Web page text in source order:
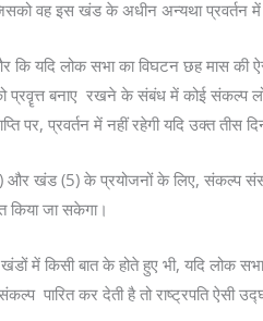
वह इस खंड के अधीन अन्यथा प्रवर्तन में
कि यदि लोक सभा का विघटन छह मास की
प्रवॄत्त बनाए रखने के संबंध में कोई संकल्प
पर, प्रवर्तन में नहीं रहेगी यदि उक्त तीस
खंड (5) के प्रयोजनों के लिए, संकल्प
किया जा सकेगा।
खंडों में किसी बात के होते हुए भी, यदि लोक
पारित कर देती है तो राष्ट्रपति ऐसी